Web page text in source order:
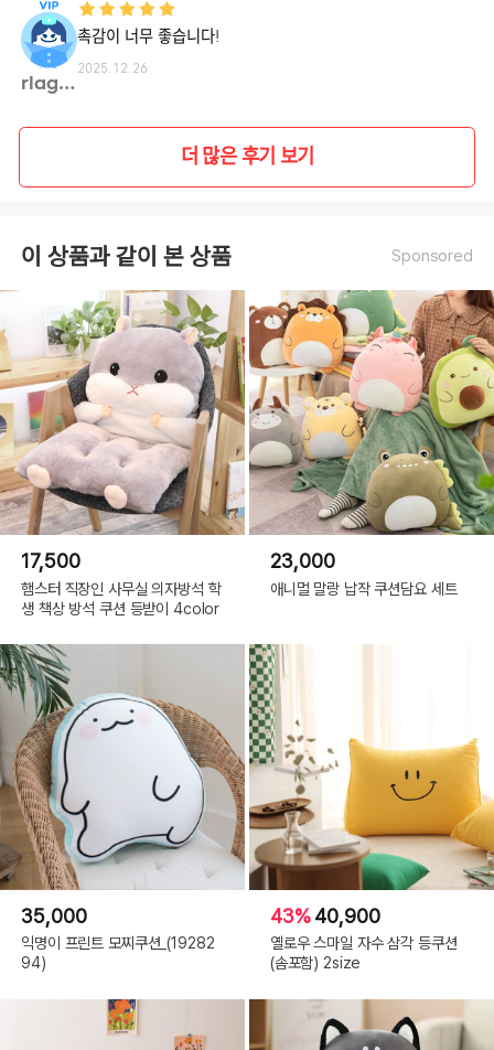
rlagm**
촉감이 너무 좋습니다!
2025.12.26
더 많은 후기 보기
이 상품과 같이 본 상품 Sponsored
17,500
햄스터 직장인 사무실 의자방석 학
생 책상 방석 쿠션 등받이 4color
23,000
애니멀 말랑 납작 쿠션담요 세트
35,000
익명이 프린트 모찌쿠션_(19282
94)
43%40,900
옐로우 스마일 자수 삼각 등쿠션
(솜포함) 2size